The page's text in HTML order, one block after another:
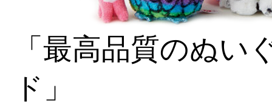
「最高品質のぬい
ド」